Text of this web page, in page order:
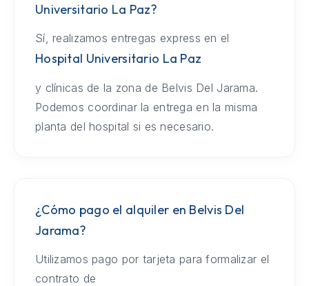
Universitario La Paz?
Sí, realizamos entregas express en el
Hospital Universitario La Paz
y clínicas de la zona de Belvis Del Jarama.
Podemos coordinar la entrega en la misma
planta del hospital si es necesario.
¿Cómo pago el alquiler en Belvis Del
Jarama?
Utilizamos pago por tarjeta para formalizar el
contrato de